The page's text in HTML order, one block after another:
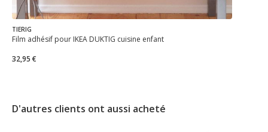
TIERIG
Film adhésif pour IKEA DUKTIG cuisine enfant
32,95 €
D'autres clients ont aussi acheté